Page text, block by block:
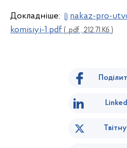
Докладніше:
nakaz-pro-
komisiyi-1.pdf ( .pdf , 212.71 Кб )